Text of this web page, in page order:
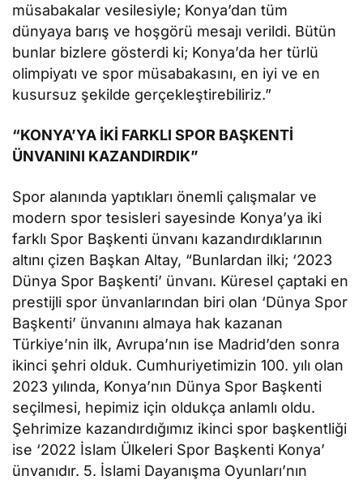
müsabakalar vesilesiyle; Konya’dan tüm
dünyaya barış ve hoşgörü mesajı verildi. Bütün
bunlar bizlere gösterdi ki; Konya’da her türlü
olimpiyatı ve spor müsabakasını, en iyi ve en
kusursuz şekilde gerçekleştirebiliriz.”
“KONYA’YA İKİ FARKLI SPOR BAŞKENTİ
ÜNVANINI KAZANDIRDIK”
Spor alanında yaptıkları önemli çalışmalar ve
modern spor tesisleri sayesinde Konya’ya iki
farklı Spor Başkenti ünvanı kazandırdıklarının
altını çizen Başkan Altay, “Bunlardan ilki; ‘2023
Dünya Spor Başkenti’ ünvanı. Küresel çaptaki en
prestijli spor ünvanlarından biri olan ‘Dünya Spor
Başkenti’ ünvanını almaya hak kazanan
Türkiye’nin ilk, Avrupa’nın ise Madrid’den sonra
ikinci şehri olduk. Cumhuriyetimizin 100. yılı olan
2023 yılında, Konya’nın Dünya Spor Başkenti
seçilmesi, hepimiz için oldukça anlamlı oldu.
Şehrimize kazandırdığımız ikinci spor başkentliği
ise ‘2022 İslam Ülkeleri Spor Başkenti Konya’
ünvanıdır. 5. İslami Dayanışma Oyunları’nın